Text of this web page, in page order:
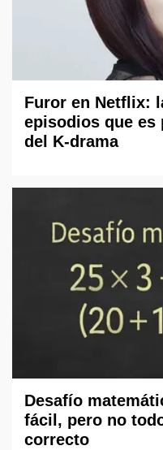
Furor en Netflix:
episodios que es
del K-drama
Desafío
fácil, pero no
correcto